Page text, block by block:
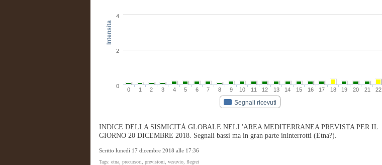
Intensita
Segnali ricevuti
0 1 2 3 4 5 6 7 8 9 10 11 12 13 14 15 16 17 18 19 20 21 22
0
2
4
INDICE DELLA SISMICITÀ GLOBALE NELL'AREA MEDITERRANEA PREVISTA PER IL
GIORNO 20 DICEMBRE 2018. Segnali bassi ma in gran parte ininterrotti (Etna?).
Scritto lunedì 17 dicembre 2018 alle 17:36
Tags: etna, precursori, previsioni, vesuvio, flegrei